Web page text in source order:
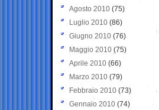
Agosto 2010 (75)
Luglio 2010 (86)
Giugno 2010 (76)
Maggio 2010 (75)
Aprile 2010 (66)
Marzo 2010 (79)
Febbraio 2010 (73)
Gennaio 2010 (74)